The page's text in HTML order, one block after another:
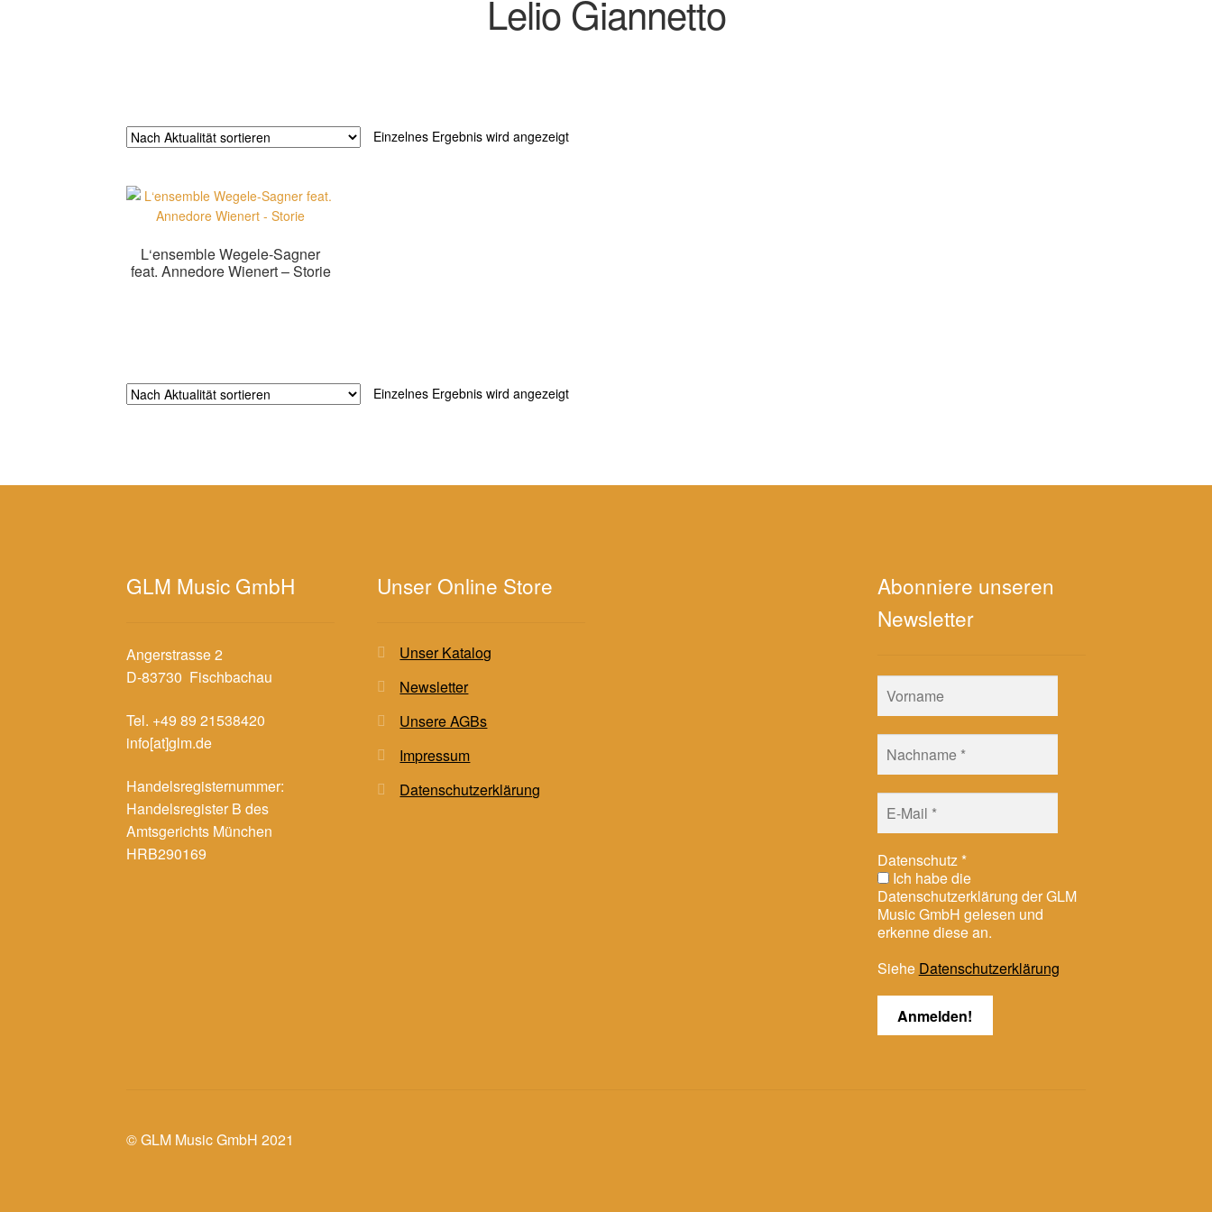
Lelio Giannetto
Einzelnes Ergebnis wird angezeigt
L‘ensemble Wegele-Sagner
feat. Annedore Wienert – Storie
Einzelnes Ergebnis wird angezeigt
GLM Music GmbH
Angerstrasse 2
D-83730 Fischbachau
Tel. +49 89 21538420
info[at]glm.de
Handelsregisternummer:
Handelsregister B des
Amtsgerichts München
HRB290169
Unser Online Store
Unser Katalog
Newsletter
Unsere AGBs
Impressum
Datenschutzerklärung
Abonniere unseren
Newsletter
Datenschutz*
Ich habe die
Datenschutzerklärung der GLM
Music GmbH gelesen und
erkenne diese an.
Siehe Datenschutzerklärung
© GLM Music GmbH 2021